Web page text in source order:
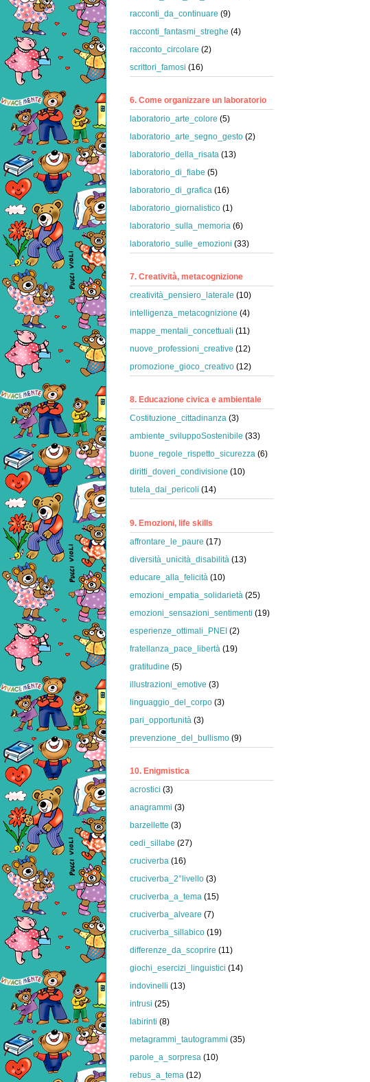
racconti_da_continuare (9)
racconti_fantasmi_streghe (4)
racconto_circolare (2)
scrittori_famosi (16)
6. Come organizzare un laboratorio
laboratorio_arte_colore (5)
laboratorio_arte_segno_gesto (2)
laboratorio_della_risata (13)
laboratorio_di_fiabe (5)
laboratorio_di_grafica (16)
laboratorio_giornalistico (1)
laboratorio_sulla_memoria (6)
laboratorio_sulle_emozioni (33)
7. Creatività, metacognizione
creatività_pensiero_laterale (10)
intelligenza_metacognizione (4)
mappe_mentali_concettuali (11)
nuove_professioni_creative (12)
promozione_gioco_creativo (12)
8. Educazione civica e ambientale
Costituzione_cittadinanza (3)
ambiente_sviluppoSostenibile (33)
buone_regole_rispetto_sicurezza (6)
diritti_doveri_condivisione (10)
tutela_dai_pericoli (14)
9. Emozioni, life skills
affrontare_le_paure (17)
diversità_unicità_disabilità (13)
educare_alla_felicità (10)
emozioni_empatia_solidarietà (25)
emozioni_sensazioni_sentimenti (19)
esperienze_ottimali_PNEI (2)
fratellanza_pace_libertà (19)
gratitudine (5)
illustrazioni_emotive (3)
linguaggio_del_corpo (3)
pari_opportunità (3)
prevenzione_del_bullismo (9)
10. Enigmistica
acrostici (3)
anagrammi (3)
barzellette (3)
cedi_sillabe (27)
cruciverba (16)
cruciverba_2°livello (3)
cruciverba_a_tema (15)
cruciverba_alveare (7)
cruciverba_sillabico (19)
differenze_da_scoprire (11)
giochi_esercizi_linguistici (14)
indovinelli (13)
intrusi (25)
labirinti (8)
metagrammi_tautogrammi (35)
parole_a_sorpresa (10)
rebus_a_tema (12)